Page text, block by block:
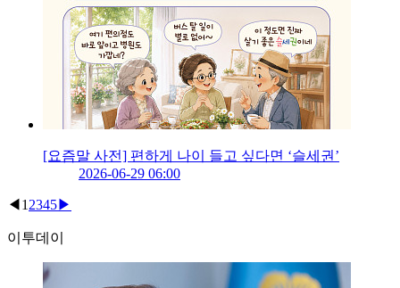
[요즘말 사전] 편하게 나이 들고 싶다면 ‘슬세권’
2026-06-29 06:00
◀ 1 2345▶
이투데이